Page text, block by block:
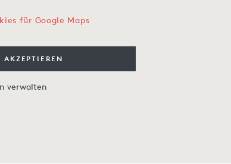
für Google Maps
AKZEPTIEREN
verwalten